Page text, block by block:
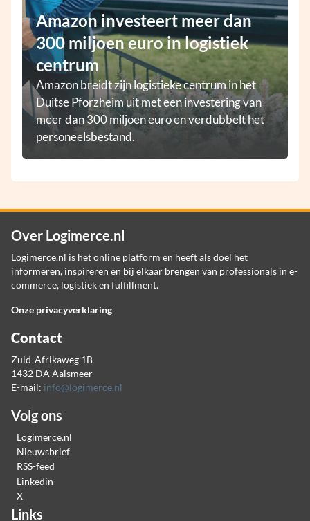
Amazon investeert meer dan
300 miljoen euro in logistiek
centrum
Amazon breidt zijn logistieke centrum in het
Duitse Pforzheim uit met een investering van
meer dan 300 miljoen euro en verdubbelt het
personeelsbestand.
Over Logimerce.nl
Logimerce.nl is het online platform en heeft als doel het
informeren, inspireren en bij elkaar brengen van professionals in e-
commerce, logistiek en fulfillment.
Onze privacyverklaring
Contact
Zuid-Afrikaweg 1B
1432 DA Aalsmeer
E-mail: info@logimerce.nl
Volg ons
Logimerce.nl
Nieuwsbrief
RSS-feed
Linkedin
X
Links